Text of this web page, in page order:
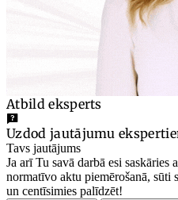
Atbild eksperts
Uzdod jautājumu
Tavs jautājums
Ja arī Tu savā darbā esi saskāries
normatīvo aktu piemērošanā, sūti
un centīsimies palīdzēt!